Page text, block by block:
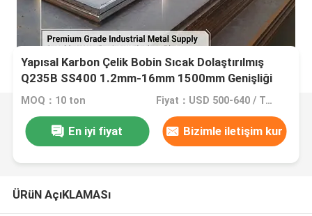
Yapısal Karbon Çelik Bobin Sıcak Dolaştırılmış
Q235B SS400 1.2mm-16mm 1500mm Genişliği
Rulo Oluşturma ve Tüp Yapımı için
MOQ：10 ton Fiyat：USD 500-640 / Ton
En iyi fiyat Bizimle iletişim kur
ÜRüN AçıKLAMASı